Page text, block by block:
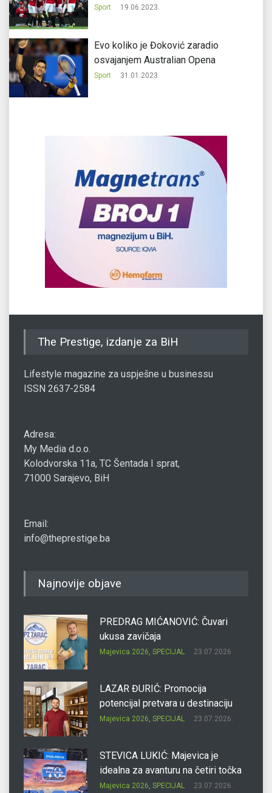
Sport 19.06.2023.
Evo koliko je Đoković zaradio
osvajanjem Australian Opena
Sport 31.01.2023.
The Prestige, izdanje za BiH
Lifestyle magazine za uspješne u businessu
ISSN 2637-2584
Adresa:
My Media d.o.o.
Kolodvorska 11a, TC Šentada I sprat,
71000 Sarajevo, BiH
Email:
info@theprestige.ba
Najnovije objave
PREDRAG MIĆANOVIĆ: Čuvari
ukusa zavičaja
Majevica 2026, SPECIJAL 23.07.2026.
LAZAR ĐURIĆ: Promocija
potencijal pretvara u destinaciju
Majevica 2026, SPECIJAL 23.07.2026.
STEVICA LUKIĆ: Majevica je
idealna za avanturu na četiri točka
Majevica 2026, SPECIJAL 23.07.2026.